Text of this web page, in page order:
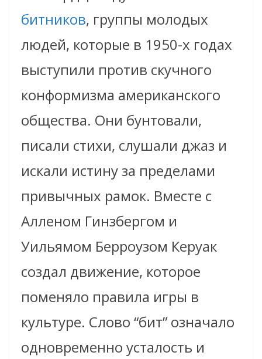
битников, группы молодых
людей, которые в 1950-х годах
выступили против скучного
конформизма американского
общества. Они бунтовали,
писали стихи, слушали джаз и
искали истину за пределами
привычных рамок. Вместе с
Алленом Гинзбергом и
Уильямом Берроузом Керуак
создал движение, которое
поменяло правила игры в
культуре. Слово “бит” означало
одновременно усталость и